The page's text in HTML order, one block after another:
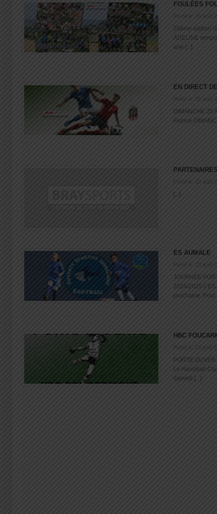
FOULÉES
Posté le: 25 août
20ème édition
ADELINE
une [...]
EN DIRECT
Posté le: 25 août
DIMANCHE 25
France
Posté le: 23 août
[...]
ES AUMALE
Posté le: 23 août
JOURNÉE
2024/2025
prochaine. Pour
HBC
Posté le: 23 août
PORTE
Le Handball
samedi [...]